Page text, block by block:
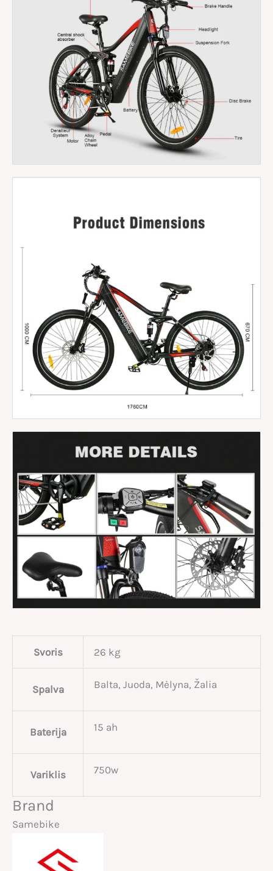
Svoris 26 kg
Spalva Balta, Juoda, Mėlyna, Žalia
Baterija 15 ah
Variklis 750w
Brand
Samebike